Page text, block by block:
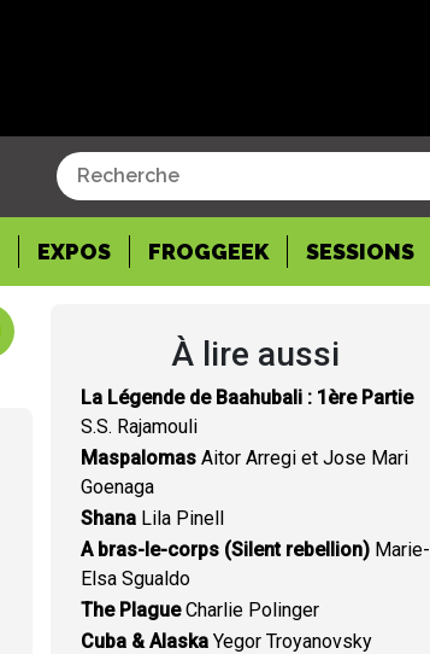
EXPOS FROGGEEK SESSIONS
À lire aussi
La Légende de Baahubali : 1ère Partie
S.S. Rajamouli
Maspalomas Aitor Arregi et Jose Mari
Goenaga
Shana Lila Pinell
A bras-le-corps (Silent rebellion) Marie-
Elsa Sgualdo
The PlagueCharlie Polinger
Cuba & Alaska Yegor Troyanovsky